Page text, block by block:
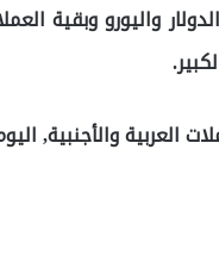
واليورو وبقية
والأجنبية, اليوم